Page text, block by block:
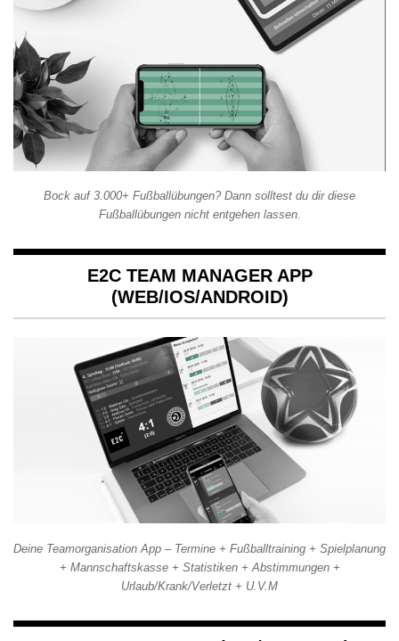
Bock auf 3.000+ Fußballübungen? Dann solltest du dir diese
Fußballübungen nicht entgehen lassen.
E2C TEAM MANAGER APP
(WEB/IOS/ANDROID)
Deine Teamorganisation App – Termine + Fußballtraining + Spielplanung
+ Mannschaftskasse + Statistiken + Abstimmungen +
Urlaub/Krank/Verletzt + U.V.M